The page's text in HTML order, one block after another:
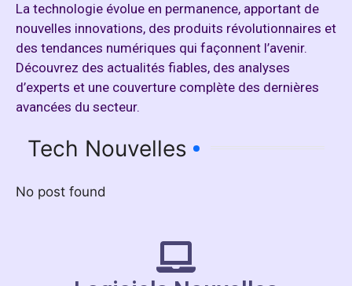
La technologie évolue en permanence, apportant de
nouvelles innovations, des produits révolutionnaires et
des tendances numériques qui façonnent l’avenir.
Découvrez des actualités fiables, des analyses
d’experts et une couverture complète des dernières
avancées du secteur.
Tech Nouvelles
No post found